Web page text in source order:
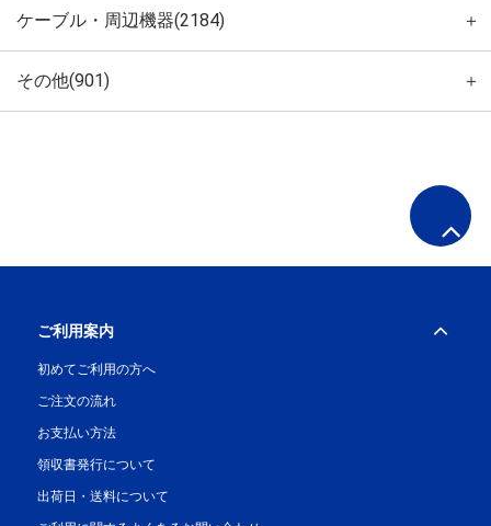
ケーブル・周辺機器(2184) ＋
その他(901) ＋
ご利用案内
初めてご利用の方へ
ご注文の流れ
お支払い方法
領収書発行について
出荷日・送料について